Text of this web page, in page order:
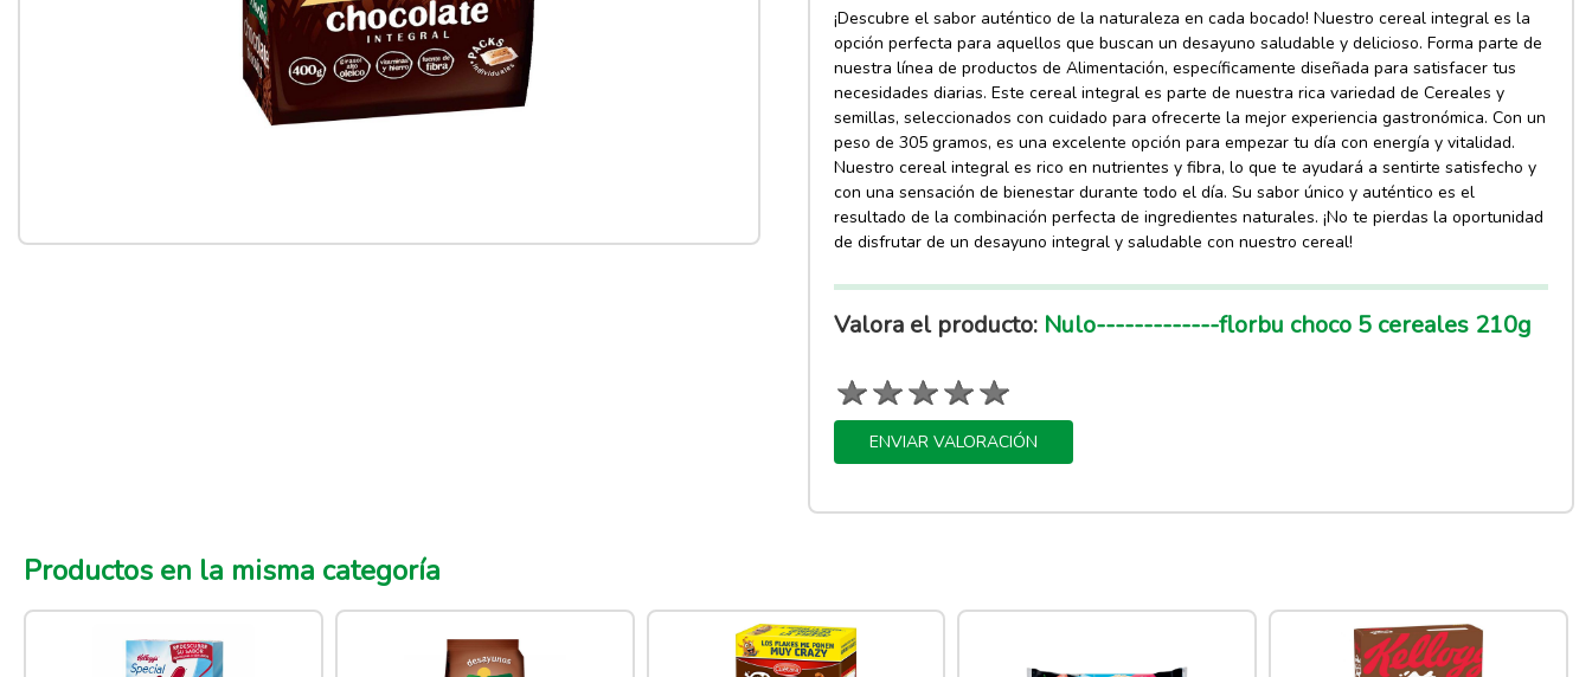
¡Descubre el sabor auténtico de la naturaleza en cada bocado! Nuestro cereal integral es la
opción perfecta para aquellos que buscan un desayuno saludable y delicioso. Forma parte de
nuestra línea de productos de Alimentación, específicamente diseñada para satisfacer tus
necesidades diarias. Este cereal integral es parte de nuestra rica variedad de Cereales y
semillas, seleccionados con cuidado para ofrecerte la mejor experiencia gastronómica. Con un
peso de 305 gramos, es una excelente opción para empezar tu día con energía y vitalidad.
Nuestro cereal integral es rico en nutrientes y fibra, lo que te ayudará a sentirte satisfecho y
con una sensación de bienestar durante todo el día. Su sabor único y auténtico es el
resultado de la combinación perfecta de ingredientes naturales. ¡No te pierdas la oportunidad
de disfrutar de un desayuno integral y saludable con nuestro cereal!
Valora el producto: Nulo-------------florbu choco 5 cereales 210g
ENVIAR VALORACIÓN
Productos en la misma categoría